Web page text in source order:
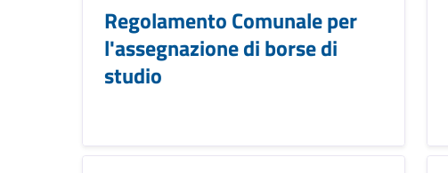
Regolamento Comunale per
l'assegnazione di borse di
studio